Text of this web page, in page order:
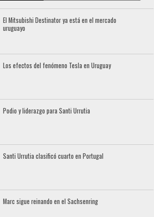
El Mitsubishi Destinator ya está en el mercado
uruguayo
Los efectos del fenómeno Tesla en Uruguay
Podio y liderazgo para Santi Urrutia
Santi Urrutia clasificó cuarto en Portugal
Marc sigue reinando en el Sachsenring